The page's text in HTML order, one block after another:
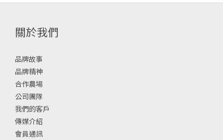
關於我們
品牌故事
品牌精神
合作農場
公司團隊
我們的客戶
傳媒介紹
會員通訊